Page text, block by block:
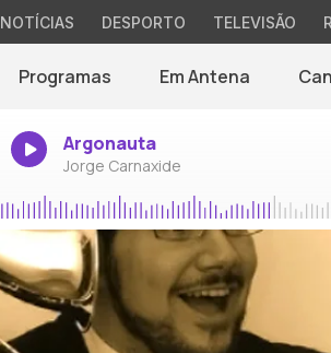
NOTÍCIAS DESPORTO TELEVISÃO
Programas Em Antena
Argonauta
Jorge Carnaxide